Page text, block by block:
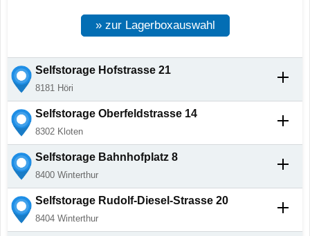
» zur Lagerboxauswahl
Selfstorage Hofstrasse 21
8181 Höri
Selfstorage Oberfeldstrasse 14
8302 Kloten
Selfstorage Bahnhofplatz 8
8400 Winterthur
Selfstorage Rudolf-Diesel-Strasse 20
8404 Winterthur